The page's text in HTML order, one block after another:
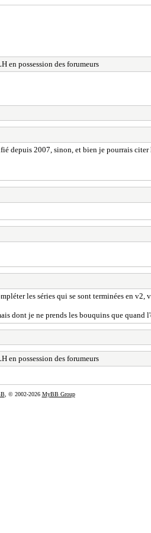
en possession des forumeurs
depuis 2007, sinon, et bien je pourrais
les séries qui se sont terminées en v2,
dont je ne prends les bouquins que quand
en possession des forumeurs
, © 2002-2026 MyBB Group